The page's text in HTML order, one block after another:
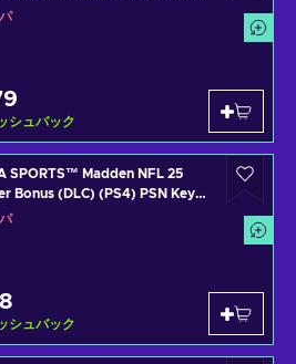
シュバック
SPORTS™ Madden NFL 25
Bonus (DLC) (PS4) PSN Key
シュバック